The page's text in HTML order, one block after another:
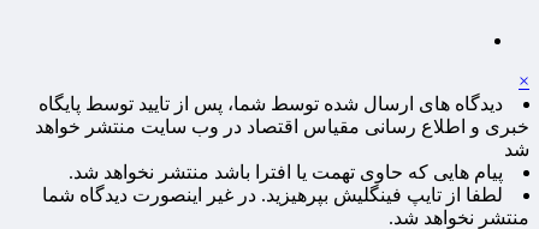
×
دیدگاه های ارسال شده توسط شما، پس از تایید توسط پایگاه
خبری و اطلاع رسانی مقیاس اقتصاد در وب سایت منتشر خواهد
شد
پیام هایی که حاوی تهمت یا افترا باشد منتشر نخواهد شد.
لطفا از تایپ فینگلیش بپرهیزید. در غیر اینصورت دیدگاه شما
منتشر نخواهد شد.